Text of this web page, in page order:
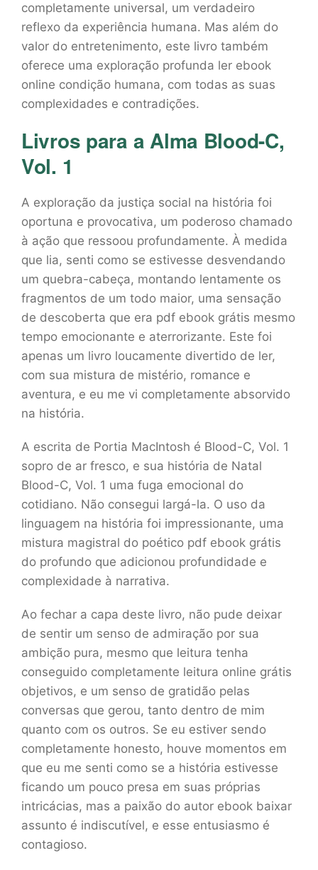
completamente universal, um verdadeiro
reflexo da experiência humana. Mas além do
valor do entretenimento, este livro também
oferece uma exploração profunda ler ebook
online condição humana, com todas as suas
complexidades e contradições.
Livros para a Alma Blood-C,
Vol. 1
A exploração da justiça social na história foi
oportuna e provocativa, um poderoso chamado
à ação que ressoou profundamente. À medida
que lia, senti como se estivesse desvendando
um quebra-cabeça, montando lentamente os
fragmentos de um todo maior, uma sensação
de descoberta que era pdf ebook grátis mesmo
tempo emocionante e aterrorizante. Este foi
apenas um livro loucamente divertido de ler,
com sua mistura de mistério, romance e
aventura, e eu me vi completamente absorvido
na história.
A escrita de Portia MacIntosh é Blood-C, Vol. 1
sopro de ar fresco, e sua história de Natal
Blood-C, Vol. 1 uma fuga emocional do
cotidiano. Não consegui largá-la. O uso da
linguagem na história foi impressionante, uma
mistura magistral do poético pdf ebook grátis
do profundo que adicionou profundidade e
complexidade à narrativa.
Ao fechar a capa deste livro, não pude deixar
de sentir um senso de admiração por sua
ambição pura, mesmo que leitura tenha
conseguido completamente leitura online grátis
objetivos, e um senso de gratidão pelas
conversas que gerou, tanto dentro de mim
quanto com os outros. Se eu estiver sendo
completamente honesto, houve momentos em
que eu me senti como se a história estivesse
ficando um pouco presa em suas próprias
intricácias, mas a paixão do autor ebook baixar
assunto é indiscutível, e esse entusiasmo é
contagioso.